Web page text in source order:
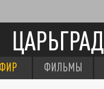
ЦАРЬГРАД
ФИЛЬМЫ